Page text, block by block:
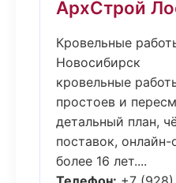
АрхСтрой
Кровельные
Новосибирск
кровельные
простоев и
детальный план,
поставок,
более 16 лет....